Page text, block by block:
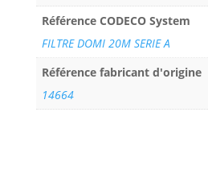
Référence CODECO System
FILTRE DOMI 20M SERIE A
Référence fabricant d'origine
14664